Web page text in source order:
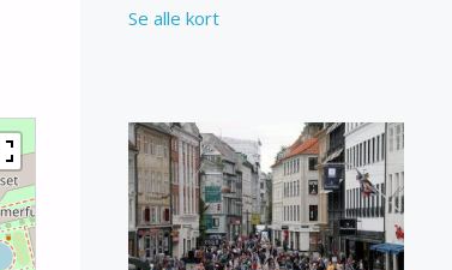
Se alle kort